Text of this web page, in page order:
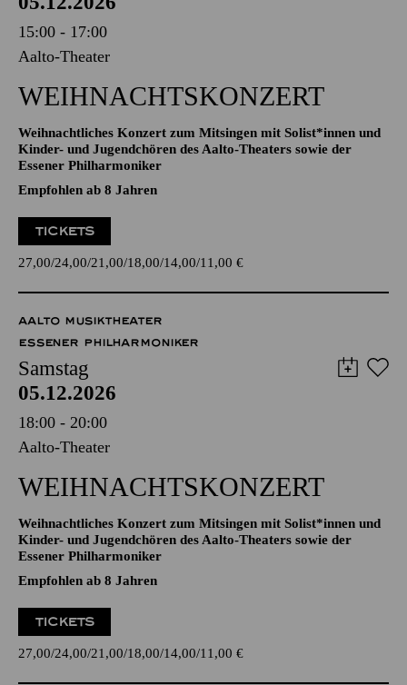
ESSENER PHILHARMONIKER
Samstag
05.12.2026
15:00 - 17:00
WEIHNACHTS­KONZERT
Weihnachtliches Konzert zum Mitsingen mit Solist*innen und
Essener Philharmoniker
Empfohlen ab 8 Jahren
27,00 24,00 21,00 18,00
AALTO MUSIKTHEATER
ESSENER PHILHARMONIKER
Samstag
05.12.2026
18:00 - 20:00
WEIHNACHTS­KONZERT
Weihnachtliches Konzert zum Mitsingen mit Solist*innen und
Essener Philharmoniker
Empfohlen ab 8 Jahren